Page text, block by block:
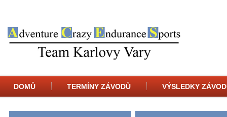
DOMŮ TERMÍNY ZÁVODŮ VÝSLEDKY